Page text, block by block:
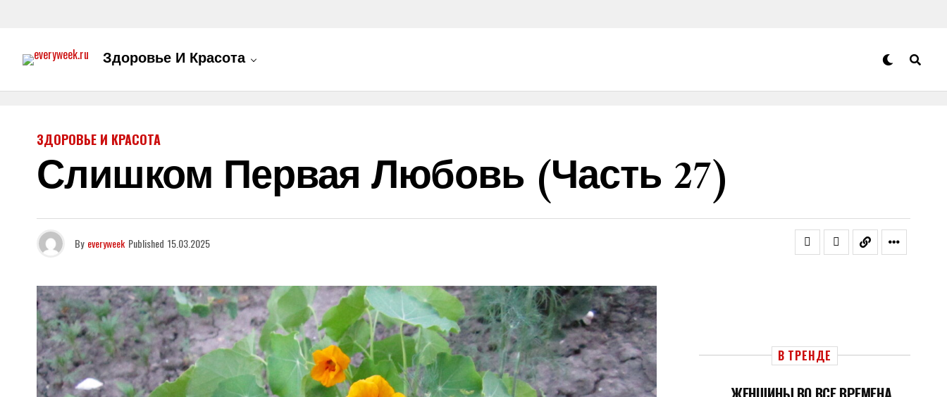
Здоровье И Красота
ЗДОРОВЬЕ И КРАСОТА
Слишком Первая Любовь (часть 27)
By everyweek Published 15.03.2025
В ТРЕНДЕ